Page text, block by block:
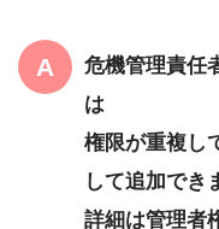
危機管理責任
は
権限が重複し
して追加でき
詳細は管理者